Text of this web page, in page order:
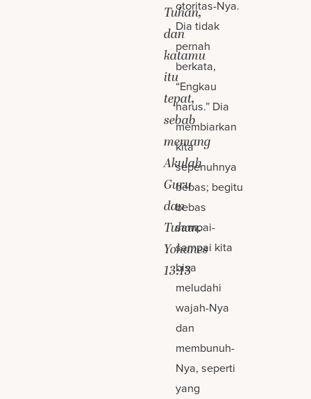
Tuhan,
dan
katamu
itu
tepat,
sebab
memang
Akulah
Guru
dan
Tuhan.
Yohanes
13:13
otoritas-Nya.
Dia tidak
pernah
berkata,
“Engkau
harus.” Dia
membiarkan
kita
sepenuhnya
bebas; begitu
bebas
sampai-
sampai kita
bisa
meludahi
wajah-Nya
dan
membunuh-
Nya, seperti
yang